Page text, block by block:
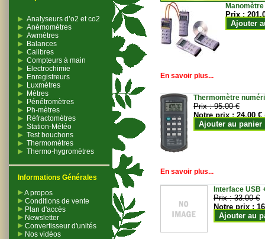
Analyseurs d’o2 et co2
Anémomètres
Awmètres
Balances
Calibres
Compteurs à main
Electrochimie
Enregistreurs
Luxmètres
Mètres
Pénétromètres
Ph-mètres
Réfractomètres
Station-Météo
Test bouchons
Thermomètres
Thermo-hygromètres
Informations Générales
A propos
Conditions de vente
Plan d'accès
Newsletter
Convertisseur d'unités
Nos vidéos
Prix :
Ajouter
En savoir plus...
Thermomètre
Prix :95.00 €
Notre prix :24.00 €
Ajouter au panier
En savoir plus...
Interface USB
Prix :33.00 €
Notre prix :
Ajouter au